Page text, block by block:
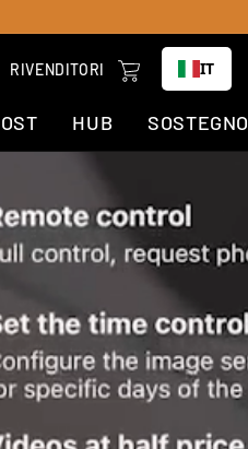
RIVENDITORICarrello IT
HUB SOSTEGNO